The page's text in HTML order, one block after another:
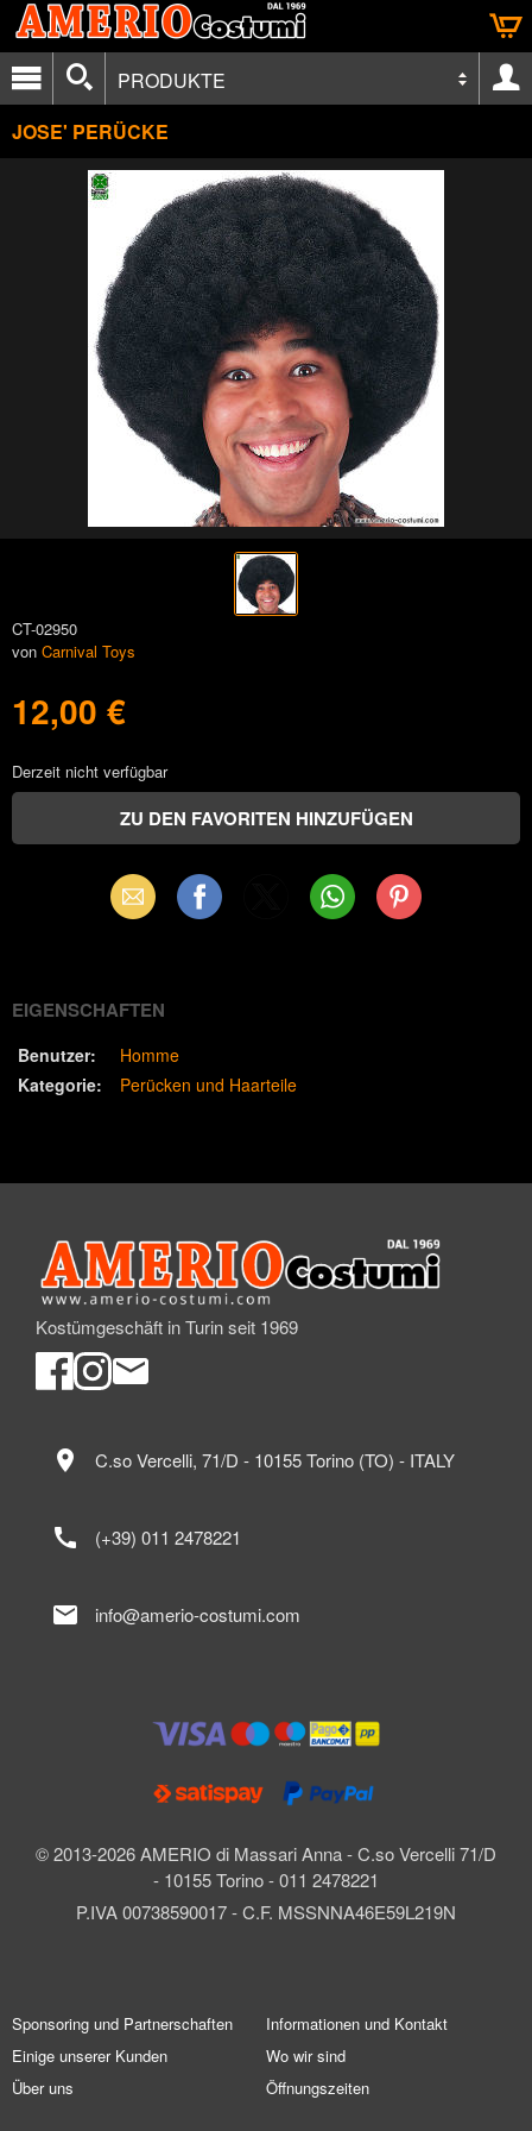
PRODUKTE
JOSE' PERÜCKE
CT-02950
von Carnival Toys
12,00 €
Derzeit nicht verfügbar
Email Facebook WhatsAppPinterest
EIGENSCHAFTEN
Benutzer:
Homme
Kategorie:
Perücken und Haarteile
Kostümgeschäft in Turin seit 1969
© 2013-2026 AMERIO di Massari Anna - C.so Vercelli 71/D
- 10155 Torino - 011 2478221
P.IVA 00738590017 - C.F. MSSNNA46E59L219N
location_on C.so Vercelli, 71/D - 10155 Torino (TO) - ITALY
call (+39) 011 2478221
mail info@amerio-costumi.com
Sponsoring und Partnerschaften
Einige unserer Kunden
Über uns
Informationen und Kontakt
Wo wir sind
Öffnungszeiten